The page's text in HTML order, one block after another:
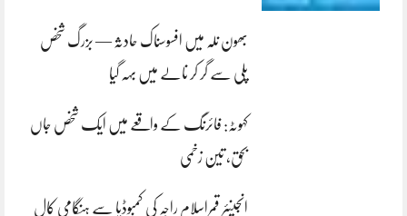
بھون نلہ میں افسوسناک حادثہ — بزرگ شخص
پلی سے گر کر نالے میں بہہ گیا
کہوٹہ: فائرنگ کے واقعے میں ایک شخص جاں
بحق، تین زخمی
انجینئر قمراسلام راجہ کی کمبوڈیا سے ہنگامی کال